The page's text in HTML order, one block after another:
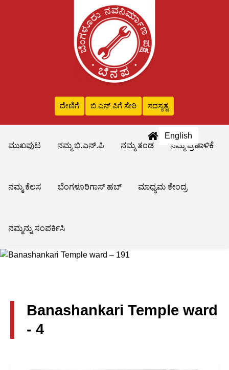
ದೇಣಿಗೆ ಬಿ.ಎನ್‌.ಪಿಗೆ ಸೇರಿ ಸದಸ್ಯತ್ವ
English
ಮುಖಪುಟ
ನಮ್ಮ ಬಿ.ಎನ್.ಪಿ ನಮ್ಮ ತಂಡ ನಮ್ಮ ಪ್ರಣಾಳಿಕೆ
ನಮ್ಮ ಕೆಲಸ ಬೆಂಗಳೂರಿಗಾಸ್ ಹಬ್ ಮಾಧ್ಯಮ ಕೇಂದ್ರ
ನಮ್ಮನ್ನು ಸಂಪರ್ಕಿಸಿ
Banashankari Temple ward
- 4